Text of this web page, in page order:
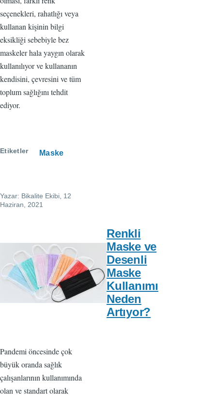
seçenekleri, rahatlığı veya
kullanan kişinin bilgi
eksikliği sebebiyle bez
maskeler hala yaygın olarak
kullanılıyor ve kullananın
kendisini, çevresini ve tüm
toplum sağlığını tehdit
ediyor.
Etiketler Maske
Yazar: Bikalite Ekibi , 12
Haziran, 2021
Renkli
Maske ve
Desenli
Maske
Kullanımı
Neden
Artıyor?
Pandemi öncesinde çok
büyük oranda sağlık
çalışanlarının kullanımında
olan ve standart olarak